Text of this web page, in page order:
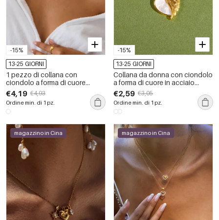
-15%
13-25 GIORNI
1 pezzo di collana con
ciondolo a forma di cuore
delicato in acciaio inossidabile
impermeabile color oro da
donna
€4,19 €4,93
Ordine min. di 1 pz.
-15%
13-25 GIORNI
Collana da donna con ciondolo
a forma di cuore in acciaio
inossidabile, impermeabile,
color oro, con conchiglia di
zirconi.
€2,59 €3,05
Ordine min. di 1 pz.
magazzino in Cina magazzino in Cina